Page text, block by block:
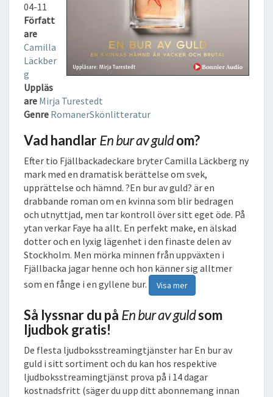
D
B
O
K
04-11
Författ
are
Camilla
Läckber
g
Uppläs
are Mirja Turestedt
Genre RomanerSkönlitteratur
Vad handlarEn bur av guldom?
Efter tio Fjällbackadeckare bryter Camilla Läckberg ny
mark med en dramatisk berättelse om svek,
upprättelse och hämnd. ?En bur av guld? är en
drabbande roman om en kvinna som blir bedragen
och utnyttjad, men tar kontroll över sitt eget öde. På
ytan verkar Faye ha allt. En perfekt make, en älskad
dotter och en lyxig lägenhet i den finaste delen av
Stockholm. Men mörka minnen från uppväxten i
Fjällbacka jagar henne och hon känner sig alltmer
som en fånge i en gyllene bur.
Visa mer
Så lyssnar du på En bur av guldsom
ljudbok gratis!
De flesta ljudboksstreamingtjänster har En bur av
guld i sitt sortiment och du kan hos respektive
ljudboksstreamingtjänst prova på i 14 dagar
kostnadsfritt (säger du upp ditt abonnemang innan